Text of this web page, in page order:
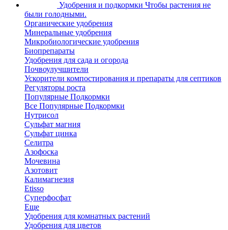
Удобрения и подкормки Чтобы растения не
были голодными.
Органические удобрения
Минеральные удобрения
Микробиологические удобрения
Биопрепараты
Удобрения для сада и огорода
Почвоулучшители
Ускорители компостирования и препараты для септиков
Регуляторы роста
Популярные Подкормки
Все Популярные Подкормки
Нутрисол
Сульфат магния
Сульфат цинка
Селитра
Азофоска
Мочевина
Азотовит
Калимагнезия
Etisso
Суперфосфат
Еще
Удобрения для комнатных растений
Удобрения для цветов